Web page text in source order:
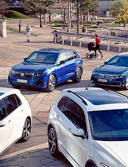
pasar con tu
usar?